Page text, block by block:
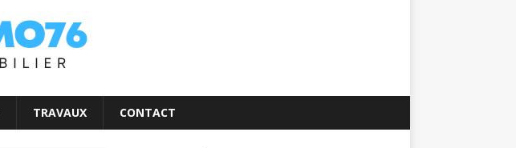
TRAVAUX CONTACT